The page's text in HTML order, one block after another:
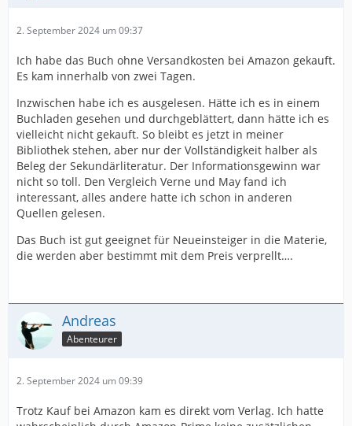
2. September 2024 um 09:37
Ich habe das Buch ohne Versandkosten bei Amazon gekauft.
Es kam innerhalb von zwei Tagen.
Inzwischen habe ich es ausgelesen. Hätte ich es in einem
Buchladen gesehen und durchgeblättert, dann hätte ich es
vielleicht nicht gekauft. So bleibt es jetzt in meiner
Bibliothek stehen, aber nur der Vollständigkeit halber als
Beleg der Sekundärliteratur. Der Informationsgewinn war
nicht so toll. Den Vergleich Verne und May fand ich
interessant, alles andere hatte ich schon in anderen
Quellen gelesen.
Das Buch ist gut geeignet für Neueinsteiger in die Materie,
die werden aber bestimmt mit dem Preis verprellt….
Andreas
Abenteurer
2. September 2024 um 09:39
Trotz Kauf bei Amazon kam es direkt vom Verlag. Ich hatte